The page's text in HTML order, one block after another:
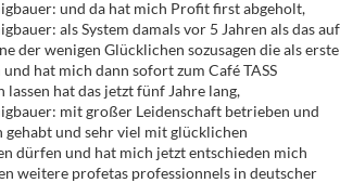
und da hat mich Profit first abgeholt,
als System damals vor 5 Jahren als das auf
der wenigen Glücklichen sozusagen die als erste
hat mich dann sofort zum Café TASS
hat das jetzt fünf Jahre lang,
mit großer Leidenschaft betrieben und
gehabt und sehr viel mit glücklichen
dürfen und hat mich jetzt entschieden mich
weitere profetas professionnels in deutscher